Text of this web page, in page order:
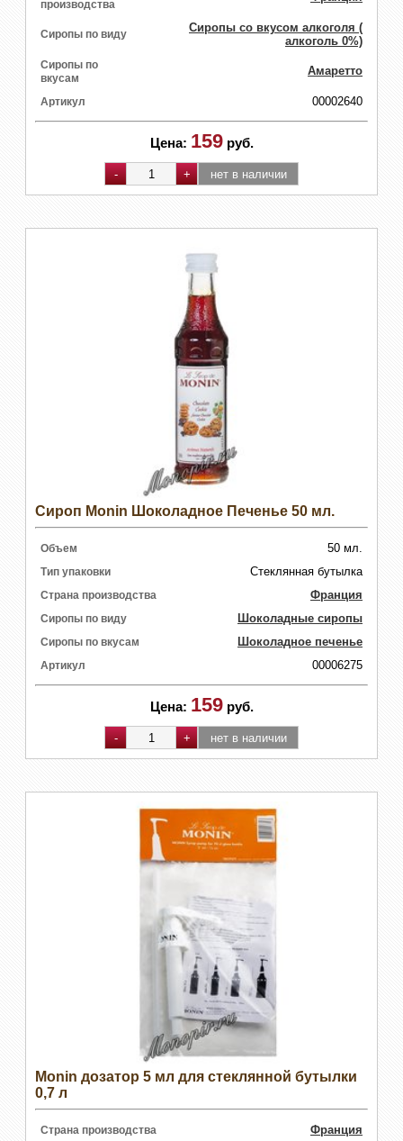
производства
Сиропы по виду
Сиропы со вкусом алкоголя (
алкоголь 0%)
Сиропы по
вкусам
Амаретто
Артикул 00002640
Цена: 159 руб.
Сироп Monin Шоколадное Печенье 50 мл.
Объем 50 мл.
Тип упаковки Стеклянная бутылка
Страна производства Франция
Сиропы по виду Шоколадные сиропы
Сиропы по вкусам Шоколадное печенье
Артикул 00006275
Цена: 159 руб.
Monin дозатор 5 мл для стеклянной бутылки
0,7 л
Страна производства Франция